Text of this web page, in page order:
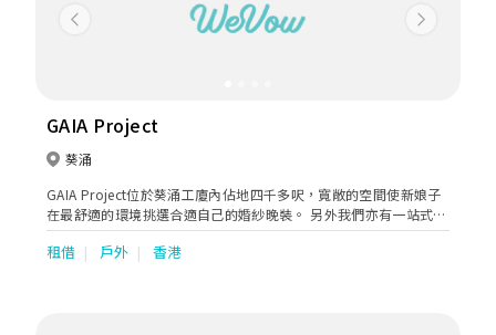
Previous Next
GAIA Project
葵涌
GAIA Project位於葵涌工廈內佔地四千多呎，寬敞的空間使新娘子
在最舒適的環境挑選合適自己的婚紗晚裝。 另外我們亦有一站式婚
禮服務包括攝影、化妝 、男士禮服訂製、紅酒批發等等，為新人打
造完滿的婚禮體驗。
租借 戶外 香港